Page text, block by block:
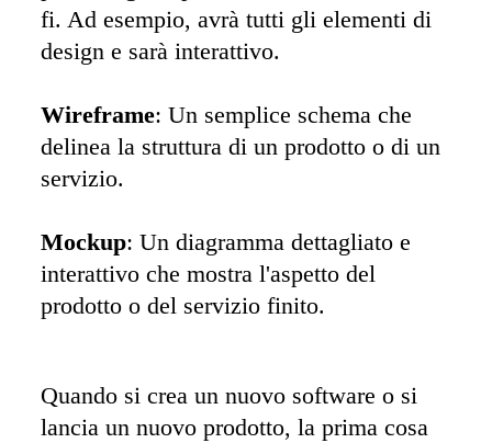
fi. Ad esempio, avrà tutti gli elementi di
design e sarà interattivo.
Wireframe: Un semplice schema che
delinea la struttura di un prodotto o di un
servizio.
Mockup: Un diagramma dettagliato e
interattivo che mostra l'aspetto del
prodotto o del servizio finito.
Quando si crea un nuovo software o si
lancia un nuovo prodotto, la prima cosa